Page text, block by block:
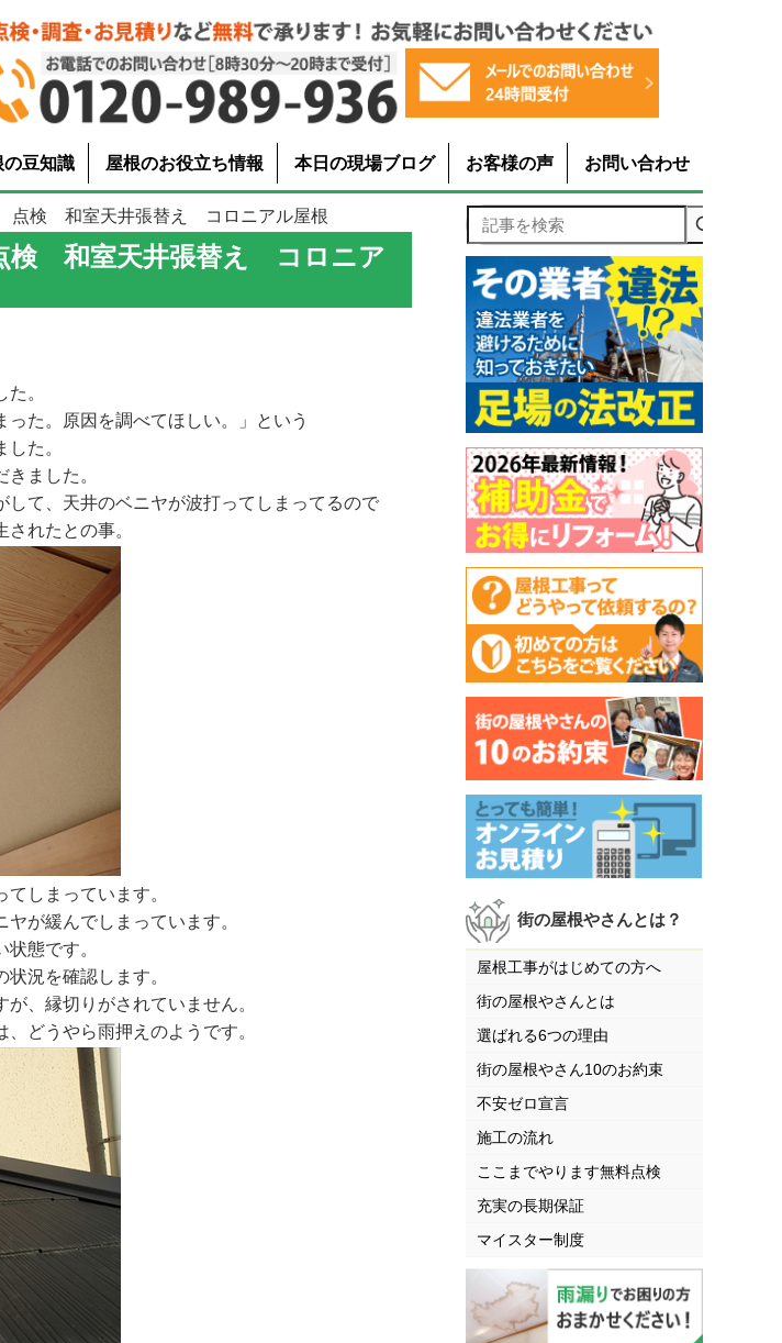
の豆知識 屋根のお役立ち情報 本日の現場ブログ お客様の声 お問い合わせ
点検 和室天井張替え コロニアル屋根
検 和室天井張替え コロニア
。
った。原因を調べてほしい。」という
た。
ました。
て、天井のベニヤが波打ってしまってるので
れたとの事。
しまっています。
が緩んでしまっています。
態です。
況を確認します。
、縁切りがされていません。
どうやら雨押えのようです。
記事を検索
街の屋根やさんとは？
屋根工事がはじめての方へ
街の屋根やさんとは
選ばれる6つの理由
街の屋根やさん10のお約束
不安ゼロ宣言
施工の流れ
ここまでやります無料点検
充実の長期保証
マイスター制度